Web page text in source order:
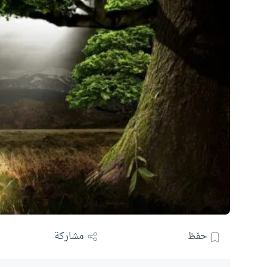
حفظ مشاركة